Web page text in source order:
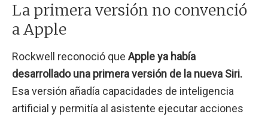
La primera versión no convenció
a Apple
Rockwell reconoció que Apple ya había
desarrollado una primera versión de la nueva Siri.
Esa versión añadía capacidades de inteligencia
artificial y permitía al asistente ejecutar acciones